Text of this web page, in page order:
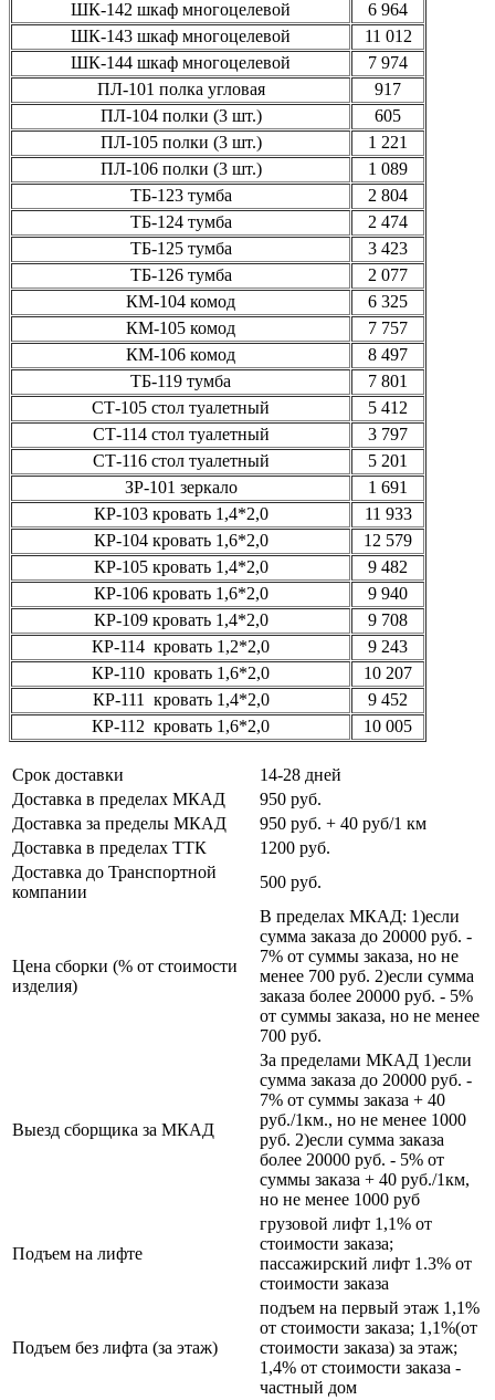
ШК-142 шкаф многоцелевой
6 964
ШК-143 шкаф многоцелевой
11 012
ШК-144 шкаф многоцелевой
7 974
ПЛ-101 полка угловая
917
ПЛ-104 полки (3шт.)
605
ПЛ-105 полки (3шт.)
1 221
ПЛ-106полки (3шт.)
1 089
ТБ-123 тумба
2 804
ТБ-124 тумба
2 474
ТБ-125 тумба
3 423
ТБ-126 тумба
2 077
КМ-104 комод
6 325
КМ-105 комод
7 757
КМ-106 комод
8 497
ТБ-119 тумба
7 801
СТ-105 стол туалетный
5 412
СТ-114 стол туалетный
3 797
СТ-116 стол туалетный
5 201
ЗР-101 зеркало
1 691
КР-103 кровать 1,4*2,0
11 933
КР-104 кровать 1,6*2,0
12 579
КР-105 кровать 1,4*2,0
9 482
КР-106 кровать 1,6*2,0
9 940
КР-109 кровать 1,4*2,0
9 708
КР-114 кровать 1,2*2,0
9 243
КР-110 кровать 1,6*2,0
10 207
КР-111 кровать 1,4*2,0
9 452
КР-112 кровать 1,6*2,0 10 005
Срок доставки
14-28 дней
Доставка в пределах МКАД
950 руб.
Доставка за пределы МКАД
950 руб. + 40 руб/1 км
Доставка в пределах ТТК
1200 руб.
Доставка до Транспортной
компании
500 руб.
Цена сборки (% от стоимости
изделия)
В пределах МКАД: 1)если
сумма заказа до 20000 руб. -
7% от суммы заказа, но не
менее 700 руб. 2)если сумма
заказа более 20000 руб. - 5%
от суммы заказа, но не менее
700 руб.
Выезд сборщика за МКАД
За пределами МКАД 1)если
сумма заказа до 20000 руб. -
7% от суммы заказа + 40
руб./1км., но не менее 1000
руб. 2)если сумма заказа
более 20000 руб. - 5% от
суммы заказа + 40 руб./1км,
но не менее 1000 руб
Подъем на лифте
грузовой лифт 1,1% от
стоимости заказа;
пассажирский лифт 1.3% от
стоимости заказа
Подъем без лифта (за этаж)
подъем на первый этаж 1,1%
от стоимости заказа; 1,1%(от
стоимости заказа) за этаж;
1,4% от стоимости заказа -
частный дом